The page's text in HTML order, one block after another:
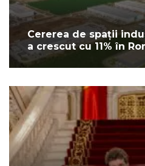
Cererea de spații
a crescut cu 11% în